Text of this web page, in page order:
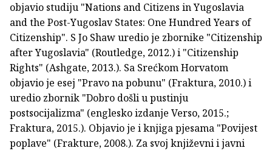
objavio studiju "Nations and Citizens in Yugoslavia
and the Post-Yugoslav States: One Hundred Years of
Citizenship". S Jo Shaw uredio je zbornike "Citizenship
after Yugoslavia" (Routledge, 2012.) i "Citizenship
Rights" (Ashgate, 2013.). Sa Srećkom Horvatom
objavio je esej "Pravo na pobunu" (Fraktura, 2010.) i
uredio zbornik "Dobro došli u pustinju
postsocijalizma" (englesko izdanje Verso, 2015.;
Fraktura, 2015.). Objavio je i knjiga pjesama "Povijest
poplave" (Frakture, 2008.). Za svoj književni i javni